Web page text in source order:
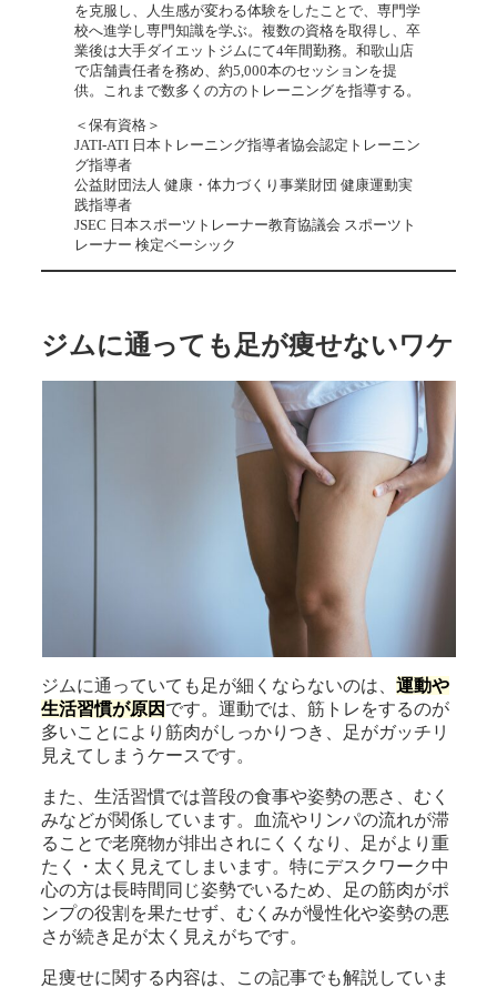
を克服し、人生感が変わる体験をしたことで、専門学
校へ進学し専門知識を学ぶ。複数の資格を取得し、卒
業後は大手ダイエットジムにて4年間勤務。和歌山店
で店舗責任者を務め、約5,000本のセッションを提
供。これまで数多くの方のトレーニングを指導する。
＜保有資格＞
JATI-ATI 日本トレーニング指導者協会認定トレーニン
グ指導者
公益財団法人 健康・体力づくり事業財団 健康運動実
践指導者
JSEC 日本スポーツトレーナー教育協議会 スポーツト
レーナー 検定ベーシック
ジムに通っても足が痩せないワケ
ジムに通っていても足が細くならないのは、運動や
生活習慣が原因 です。運動では、筋トレをするのが
多いことにより筋肉がしっかりつき、足がガッチリ
見えてしまうケースです。
また、生活習慣では普段の食事や姿勢の悪さ、むく
みなどが関係しています。血流やリンパの流れが滞
ることで老廃物が排出されにくくなり、足がより重
たく・太く見えてしまいます。特にデスクワーク中
心の方は長時間同じ姿勢でいるため、足の筋肉がポ
ンプの役割を果たせず、むくみが慢性化や姿勢の悪
さが続き足が太く見えがちです。
足痩せに関する内容は、この記事でも解説していま